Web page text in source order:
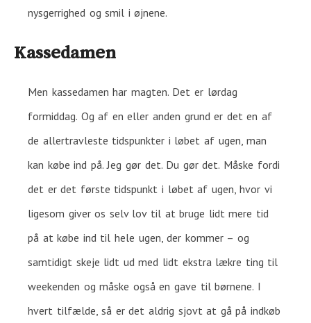
nysgerrighed og smil i øjnene.
Kassedamen
Men kassedamen har magten. Det er lørdag
formiddag. Og af en eller anden grund er det en af
de allertravleste tidspunkter i løbet af ugen, man
kan købe ind på. Jeg gør det. Du gør det. Måske fordi
det er det første tidspunkt i løbet af ugen, hvor vi
ligesom giver os selv lov til at bruge lidt mere tid
på at købe ind til hele ugen, der kommer – og
samtidigt skeje lidt ud med lidt ekstra lækre ting til
weekenden og måske også en gave til børnene. I
hvert tilfælde, så er det aldrig sjovt at gå på indkøb